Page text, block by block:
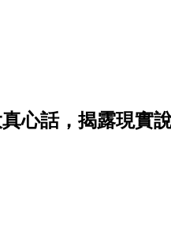
心話，揭露現實